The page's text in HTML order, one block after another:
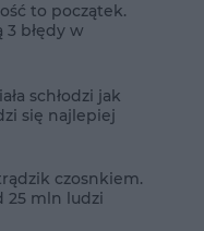
to początek.
błędy w
schłodzi jak
się najlepiej
czosnkiem.
25 mln ludzi